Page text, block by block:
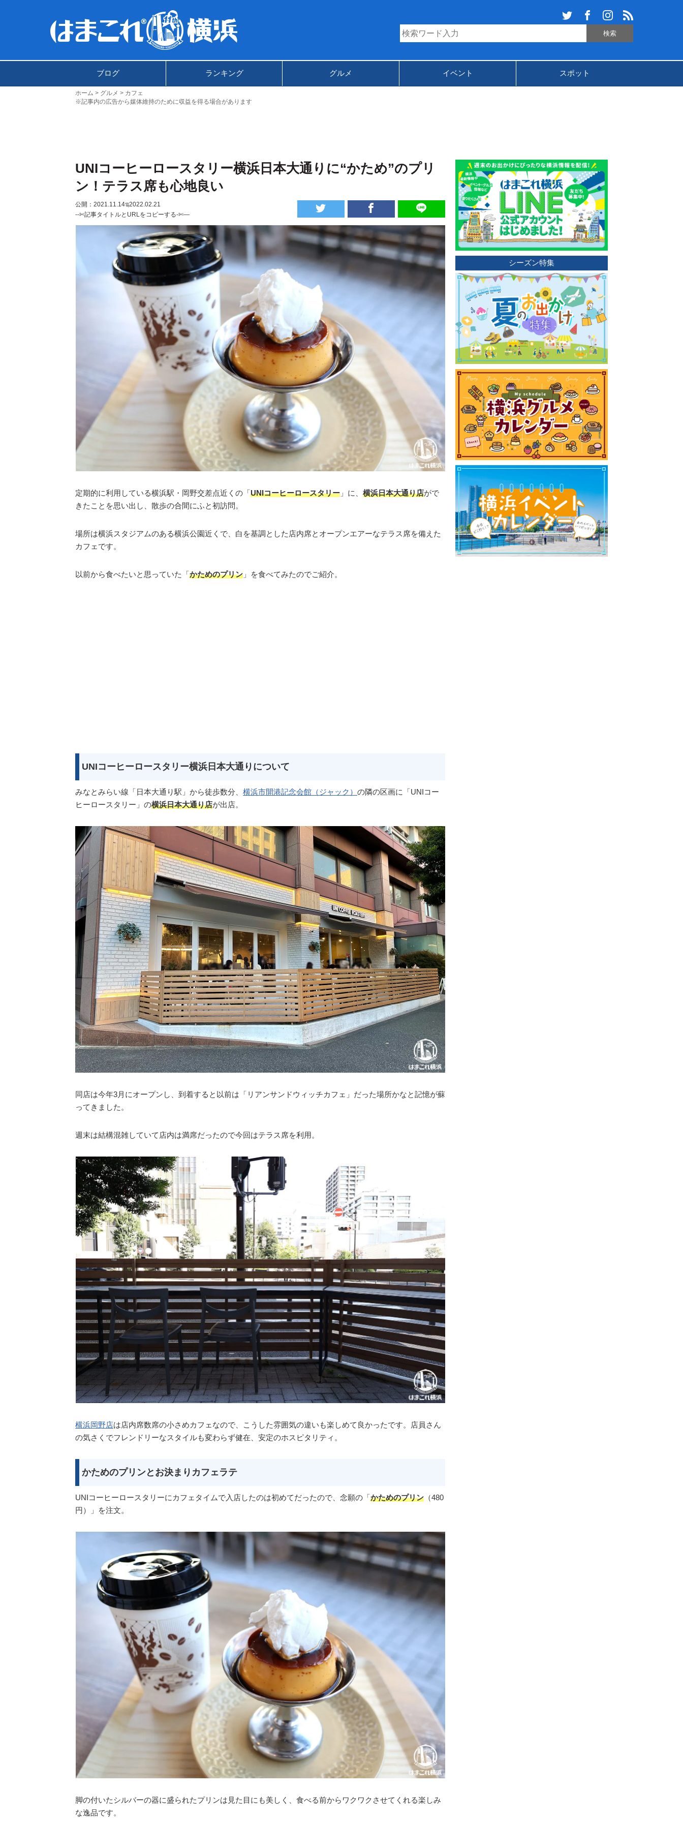
ブログ ランキング グルメ イベント スポット
ホーム グルメ
カフェ
※記事内の広告から媒体維持のために収益を得る場合があります
UNIコーヒーロースタリー横浜日本大通りに“かため”のプリ
ン！テラス席も心地良い
公開：2021.11.14ಇ2022.02.21
--✄記事タイトルとURLをコピーする-✄—
定期的に利用している横浜駅・岡野交差点近くの「UNIコーヒーロースタリー 」に、 横浜日本大通り店がで
きたことを思い出し、散歩の合間にふと初訪問。
場所は横浜スタジアムのある横浜公園近くで、白を基調とした店内席とオープンエアーなテラス席を備えた
カフェです。
以前から食べたいと思っていた「かためのプリン 」を食べてみたのでご紹介。
UNIコーヒーロースタリー横浜日本大通りについて
みなとみらい線「日本大通り駅」から徒歩数分、 横浜市開港記念会館（ジャック） の隣の区画に「UNIコー
ヒーロースタリー」の横浜日本大通り店が出店。
同店は今年3月にオープンし、到着すると以前は「リアンサンドウィッチカフェ」だった場所かなと記憶が蘇
ってきました。
週末は結構混雑していて店内は満席だったので今回はテラス席を利用。
横浜岡野店は店内席数席の小さめカフェなので、こうした雰囲気の違いも楽しめて良かったです。店員さん
の気さくでフレンドリーなスタイルも変わらず健在、安定のホスピタリティ。
かためのプリンとお決まりカフェラテ
UNIコーヒーロースタリーにカフェタイムで入店したのは初めてだったので、念願の「かためのプリン （480
円）」を注文。
脚の付いたシルバーの器に盛られたプリンは見た目にも美しく、食べる前からワクワクさせてくれる楽しみ
な逸品です。
シーズン特集